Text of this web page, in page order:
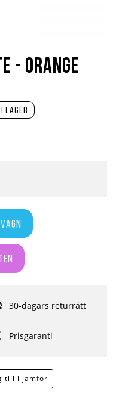
i lager
till i jämför
30-dagars returrätt
Prisgaranti
- Orange